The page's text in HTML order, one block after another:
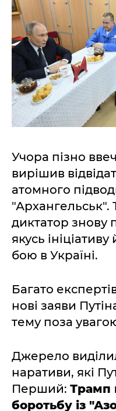
Учора пізно
вирішив
атомного
"Архангельськ".
диктатор знову
якусь
бою в Україні.
Багато
нові заяви
тему поза
Джерело
наративи, які
Перший: Трамп
боротьбу із